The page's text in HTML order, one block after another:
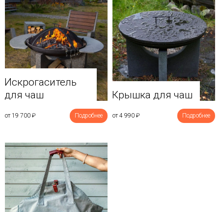
Искрогаситель
для чаш
от 19 700 ₽ Подробнее
Крышка для чаш
от 4 990 ₽ Подробнее